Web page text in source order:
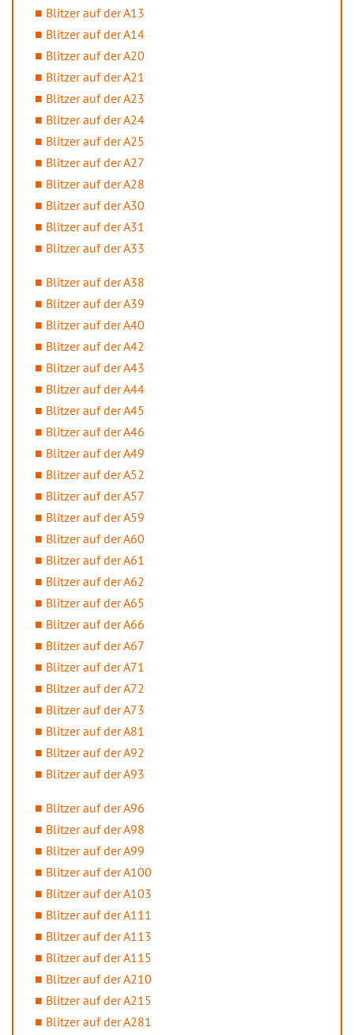
Blitzer auf der A13
Blitzer auf der A14
Blitzer auf der A20
Blitzer auf der A21
Blitzer auf der A23
Blitzer auf der A24
Blitzer auf der A25
Blitzer auf der A27
Blitzer auf der A28
Blitzer auf der A30
Blitzer auf der A31
Blitzer auf der A33
Blitzer auf der A38
Blitzer auf der A39
Blitzer auf der A40
Blitzer auf der A42
Blitzer auf der A43
Blitzer auf der A44
Blitzer auf der A45
Blitzer auf der A46
Blitzer auf der A49
Blitzer auf der A52
Blitzer auf der A57
Blitzer auf der A59
Blitzer auf der A60
Blitzer auf der A61
Blitzer auf der A62
Blitzer auf der A65
Blitzer auf der A66
Blitzer auf der A67
Blitzer auf der A71
Blitzer auf der A72
Blitzer auf der A73
Blitzer auf der A81
Blitzer auf der A92
Blitzer auf der A93
Blitzer auf der A96
Blitzer auf der A98
Blitzer auf der A99
Blitzer auf der A100
Blitzer auf der A103
Blitzer auf der A111
Blitzer auf der A113
Blitzer auf der A115
Blitzer auf der A210
Blitzer auf der A215
Blitzer auf der A281